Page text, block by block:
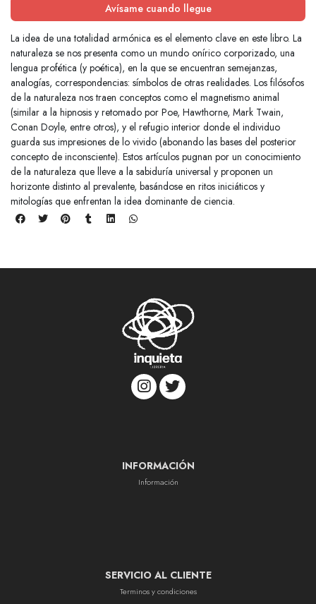
Avísame cuando llegue
La idea de una totalidad armónica es el elemento clave en este libro. La
naturaleza se nos presenta como un mundo onírico corporizado, una
lengua profética (y poética), en la que se encuentran semejanzas,
analogías, correspondencias: símbolos de otras realidades. Los filósofos
de la naturaleza nos traen conceptos como el magnetismo animal
(similar a la hipnosis y retomado por Poe, Hawthorne, Mark Twain,
Conan Doyle, entre otros), y el refugio interior donde el individuo
guarda sus impresiones de lo vivido (abonando las bases del posterior
concepto de inconsciente). Estos artículos pugnan por un conocimiento
de la naturaleza que lleve a la sabiduría universal y proponen un
horizonte distinto al prevalente, basándose en ritos iniciáticos y
mitologías que enfrentan la idea dominante de ciencia.
INFORMACIÓN
Información
SERVICIO AL CLIENTE
Terminos y condiciones